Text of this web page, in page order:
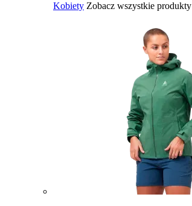
Kobiety Zobacz wszystkie produkty